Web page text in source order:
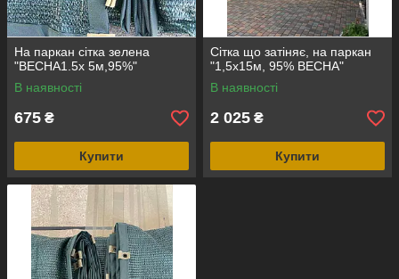
На паркан сітка зелена
"ВЕСНА1.5х 5м,95%"
В наявності
675 ₴
Купити
Сітка що затіняє, на паркан
"1,5x15м, 95% ВЕСНА"
В наявності
2 025 ₴
Купити